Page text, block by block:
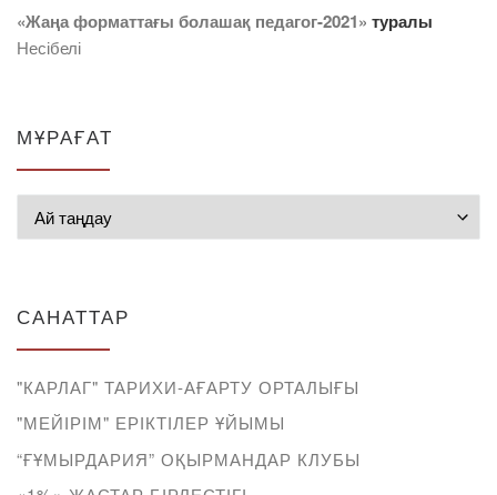
«Жаңа форматтағы болашақ педагог-2021» туралы
Несібелі
МҰРАҒАТ
САНАТТАР
"КАРЛАГ" ТАРИХИ-АҒАРТУ ОРТАЛЫҒЫ
"МЕЙІРІМ" ЕРІКТІЛЕР ҰЙЫМЫ
“ҒҰМЫРДАРИЯ” ОҚЫРМАНДАР КЛУБЫ